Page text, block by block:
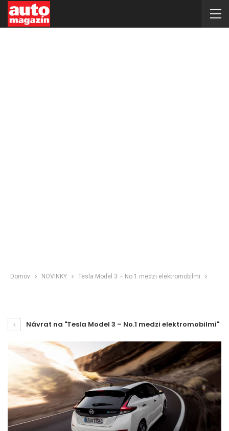
Domov NOVINKY Tesla Model 3 – No.1 medzi elektromobilmi
Návrat na "Tesla Model 3 – No.1 medzi elektromobilmi"